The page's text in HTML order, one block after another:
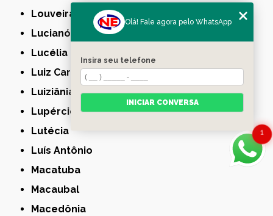
Louveira
Lucianópolis
Lucélia
Luiz Carlos
Luiziânia
Lupércio
Lutécia
Luís Antônio
Macatuba
Macaubal
Macedônia
1
Olá! Fale agora pelo WhatsApp
Insira seu telefone
INICIAR CONVERSA